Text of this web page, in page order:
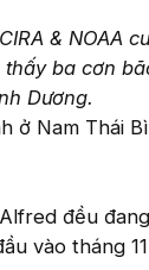
& NOAA
ba cơn
Dương.
ở Nam Thái
đều
vào tháng